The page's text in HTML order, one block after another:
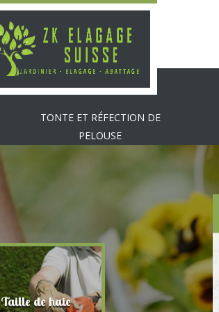
TONTE ET RÉFECTION DE
PELOUSE
Taille de haie Abattage